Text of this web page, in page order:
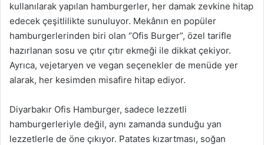
kullanılarak yapılan hamburgerler, her damak zevkine hitap
edecek çeşitlilikte sunuluyor. Mekânın en popüler
hamburgerlerinden biri olan “Ofis Burger”, özel tarifle
hazırlanan sosu ve çıtır çıtır ekmeği ile dikkat çekiyor.
Ayrıca, vejetaryen ve vegan seçenekler de menüde yer
alarak, her kesimden misafire hitap ediyor.
Diyarbakır Ofis Hamburger, sadece lezzetli
hamburgerleriyle değil, aynı zamanda sunduğu yan
lezzetlerle de öne çıkıyor. Patates kızartması, soğan